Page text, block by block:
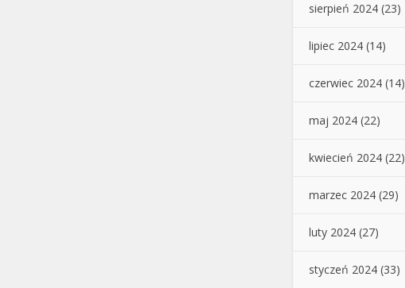
sierpień 2024 (23)
lipiec 2024 (14)
czerwiec 2024 (14)
maj 2024 (22)
kwiecień 2024 (22)
marzec 2024 (29)
luty 2024 (27)
styczeń 2024 (33)